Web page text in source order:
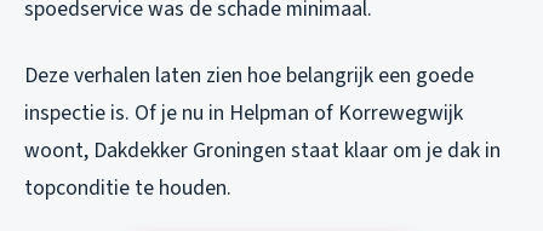
spoedservice was de schade minimaal.
Deze verhalen laten zien hoe belangrijk een goede
inspectie is. Of je nu in Helpman of Korrewegwijk
woont, Dakdekker Groningen staat klaar om je dak in
topconditie te houden.